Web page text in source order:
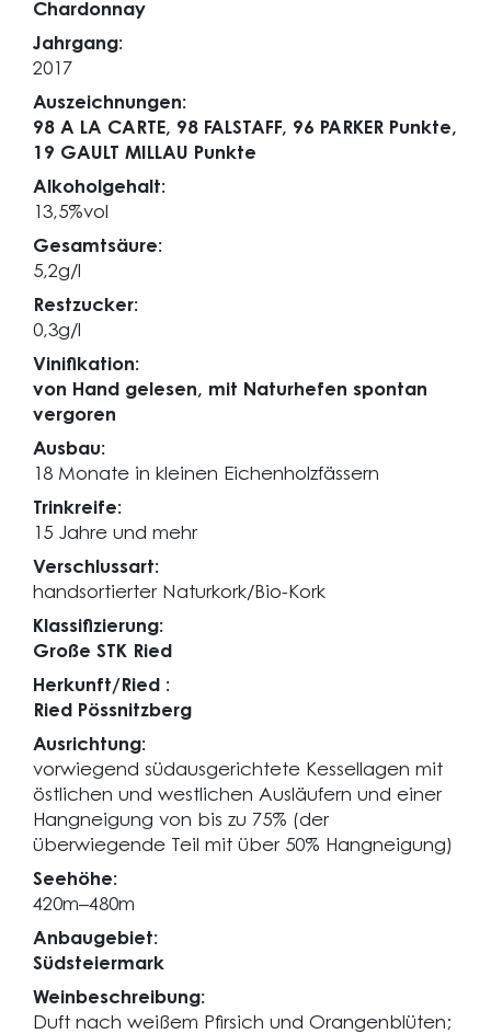
Chardonnay
Jahrgang:
2017
Auszeichnungen:
98 A LA CARTE, 98 FALSTAFF, 96 PARKER Punkte,
19 GAULT MILLAU Punkte
Alkoholgehalt:
13,5%vol
Gesamtsäure:
5,2g/l
Restzucker:
0,3g/l
Vinifikation:
von Hand gelesen, mit Naturhefen spontan
vergoren
Ausbau:
18 Monate in kleinen Eichenholzfässern
Trinkreife:
15 Jahre und mehr
Verschlussart:
handsortierter Naturkork/Bio-Kork
Klassifizierung:
Große STK Ried
Herkunft/Ried :
Ried Pössnitzberg
Ausrichtung:
vorwiegend südausgerichtete Kessellagen mit
östlichen und westlichen Ausläufern und einer
Hangneigung von bis zu 75% (der
überwiegende Teil mit über 50% Hangneigung)
Seehöhe:
420m–480m
Anbaugebiet:
Südsteiermark
Weinbeschreibung:
Duft nach weißem Pfirsich und Orangenblüten;